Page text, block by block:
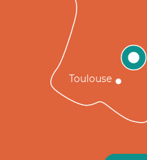
Toulouse